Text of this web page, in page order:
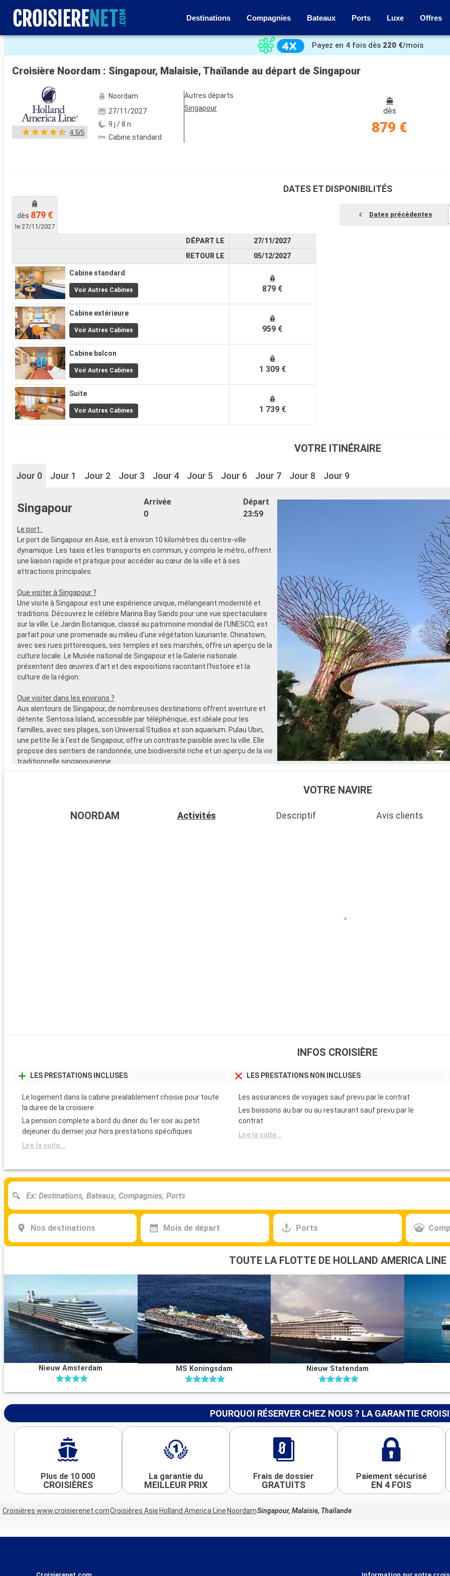
Destinations Compagnies Bateaux Ports Luxe Offres
Voir les 27 autres photos
Payez en 4 fois dès 220 €/mois
Croisière Noordam : Singapour, Malaisie, Thaïlande au départ de Singapour
4.5/5
Noordam
27/11/2027
9 j / 8 n
Cabine standard
Autres départs
Singapour
dès
879 €
DATES ET DISPONIBILITÉS
dès 879 €
le 27/11/2027
Dates précédentes
DÉPART LE
RETOUR LE
Cabine standard
Voir Autres Cabines
Cabine extérieure
Voir Autres Cabines
Cabine balcon
Voir Autres Cabines
Suite
Voir Autres Cabines
27/11/2027
05/12/2027
879 €
959 €
1 309 €
1 739 €
VOTRE ITINÉRAIRE
Jour 0 Jour 1 Jour 2 Jour 3 Jour 4 Jour 5 Jour 6 Jour 7 Jour 8 Jour 9
Singapour
Arrivée
0
Départ
23:59
Le port :
Le port de Singapour en Asie, est à environ 10 kilomètres du centre-ville
dynamique. Les taxis et les transports en commun, y compris le métro, offrent
une liaison rapide et pratique pour accéder au cœur de la ville et à ses
attractions principales.
Que visiter à Singapour ?
Une visite à Singapour est une expérience unique, mélangeant modernité et
traditions. Découvrez le célèbre Marina Bay Sands pour une vue spectaculaire
sur la ville. Le Jardin Botanique, classé au patrimoine mondial de l'UNESCO, est
parfait pour une promenade au milieu d'une végétation luxuriante. Chinatown,
avec ses rues pittoresques, ses temples et ses marchés, offre un aperçu de la
culture locale. Le Musée national de Singapour et la Galerie nationale
présentent des œuvres d'art et des expositions racontant l'histoire et la
culture de la région.
Que visiter dans les environs ?
Aux alentours de Singapour, de nombreuses destinations offrent aventure et
détente. Sentosa Island, accessible par téléphérique, est idéale pour les
familles, avec ses plages, son Universal Studios et son aquarium. Pulau Ubin,
une petite île à l'est de Singapour, offre un contraste paisible avec la ville. Elle
propose des sentiers de randonnée, une biodiversité riche et un aperçu de la vie
traditionnelle singapourienne.
VOTRE NAVIRE
NOORDAM Activités Descriptif Avis clients
INFOS CROISIÈRE
LES PRESTATIONS INCLUSES
Le logement dans la cabine prealablement choisie pour toute
la duree de la croisiere
La pension complete a bord du diner du 1er soir au petit
dejeuner du dernier jour hors prestations spécifiques
Lire la suite...
LES PRESTATIONS NON INCLUSES
Les assurances de voyages sauf prevu par le contrat
Les boissons au bar ou au restaurant sauf prevu par le
contrat
Lire la suite...
Nos destinations Mois de départ Ports
TOUTE LA FLOTTE DE HOLLAND AMERICA LINE
Nieuw Amsterdam MS Koningsdam Nieuw Statendam
POURQUOI RÉSERVER CHEZ NOUS ? LA GARANTIE
Plus de 10 000
CROISIÈRES
La garantie du
MEILLEUR PRIX
Frais de dossier
GRATUITS
Paiement sécurisé
EN 4 FOIS
Croisières www.croisierenet.comCroisières Asie Holland America Line NoordamSingapour, Malaisie, Thaïlande